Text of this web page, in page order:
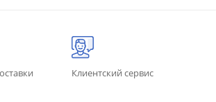
Клиентский сервис